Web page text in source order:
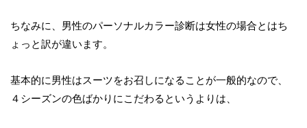
ちなみに、男性のパーソナルカラー診断は女性の場合とはち
ょっと訳が違います。
基本的に男性はスーツをお召しになることが一般的なので、
４シーズンの色ばかりにこだわるというよりは、